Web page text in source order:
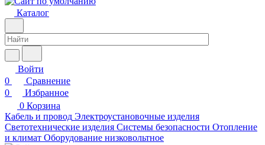
Каталог
Войти
0
Сравнение
0
Избранное
0 Корзина
Кабель и провод Электроустановочные изделия
Светотехнические изделия Системы безопасности Отопление
и климат Оборудование низковольтное